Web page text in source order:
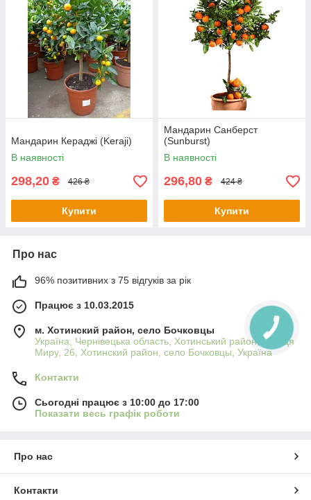
Мандарин Кераджі (Keraji)
В наявності
298,20 ₴ 426 ₴
Купити
Мандарин Санберст
(Sunburst)
В наявності
296,80 ₴ 424 ₴
Купити
Про нас
96% позитивних з 75 відгуків за рік
Працює з 10.03.2015
м. Хотинский район, село Бочковцы
Україна, Чернівецька область, Хотинський район, вулиця
Миру, 26, Хотинский район, село Бочковцы, Україна
Контакти
Сьогодні працює з 10:00 до 17:00
Показати весь графік роботи
Про нас
Контакти